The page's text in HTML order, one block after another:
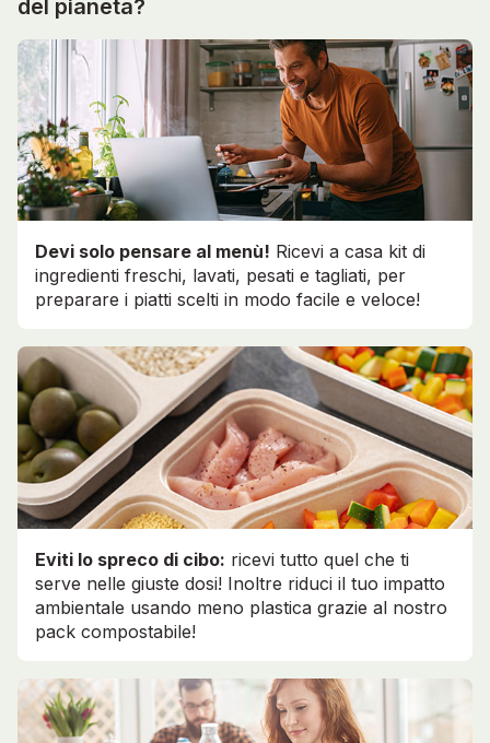
del pianeta?
Devi solo pensare al menù! Ricevi a casa kit di
ingredienti freschi, lavati, pesati e tagliati, per
preparare i piatti scelti in modo facile e veloce!
Eviti lo spreco di cibo: ricevi tutto quel che ti
serve nelle giuste dosi! Inoltre riduci il tuo impatto
ambientale usando meno plastica grazie al nostro
pack compostabile!